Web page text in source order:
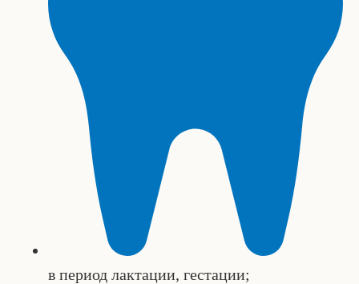
в период лактации, гестации;